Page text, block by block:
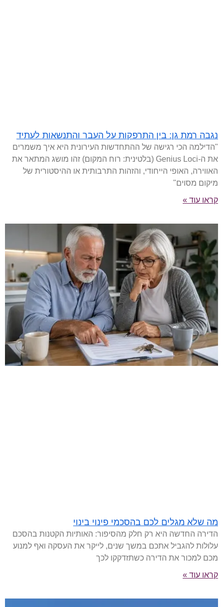
נגבה רמת גן: בין התרפקות על העבר והתנשאות לעתיד
"הדילמה הכי רגישה של ההתחדשות העירונית היא איך משמרים
את ה-Genius Loci (בלטינית: רוח המקום) זהו מושג המתאר את
האווירה, האופי הייחודי, והזהות התרבותית או ההיסטורית של
מיקום מסוים"
קראו עוד »
מה שלא מגלים לכם בהסכמי פינוי בינוי
הדירה החדשה היא רק חלק מהסיפור: האותיות הקטנות בהסכם
עלולות להגביל אתכם במשך שנים, לייקר את העסקה ואף למנוע
מכם למכור את הדירה כשתזדקקו לכך
קראו עוד »